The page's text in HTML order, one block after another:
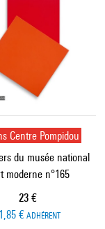
Centre Pompidou
du musée national
moderne n°165
Prix ​​actuel
23 €
€ ADHÉRENT